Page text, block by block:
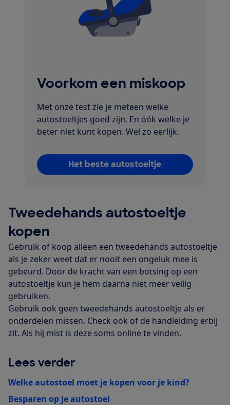
Voorkom een miskoop
Met onze test zie je meteen welke
autostoeltjes goed zijn. En óók welke je
beter niet kunt kopen. Wel zo eerlijk.
Het beste autostoeltje
Tweedehands autostoeltje
kopen
Gebruik of koop alleen een tweedehands autostoeltje
als je zeker weet dat er nooit een ongeluk mee is
gebeurd. Door de kracht van een botsing op een
autostoeltje kun je hem daarna niet meer veilig
gebruiken.
Gebruik ook geen tweedehands autostoeltje als er
onderdelen missen. Check ook of de handleiding erbij
zit. Als hij mist is deze soms online te vinden.
Lees verder
Welke autostoel moet je kopen voor je kind?
Besparen op je autostoel